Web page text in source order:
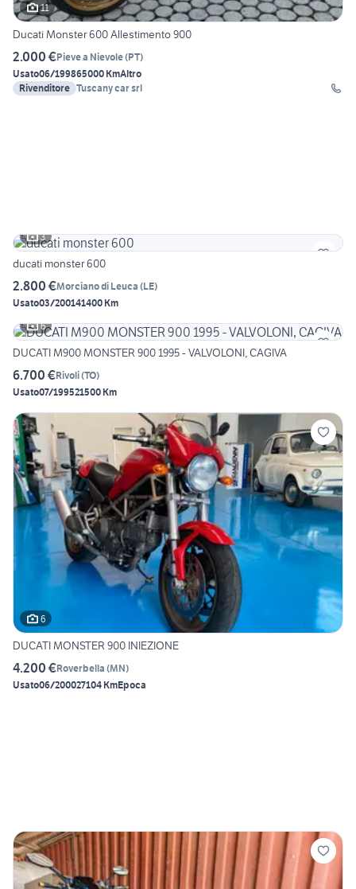
11
Ducati Monster 600 Allestimento 900
2.000 €Pieve a Nievole(PT)
Usato06/199865000 KmAltro
Rivenditore Tuscany car srl
3
ducati monster 600
2.800 €Morciano di Leuca (LE)
Usato03/200141400 Km
6
DUCATI M900 MONSTER 900 1995 - VALVOLONI, CAGIVA
6.700 €Rivoli(TO)
Usato07/199521500 Km
6
DUCATI MONSTER 900 INIEZIONE
4.200 €Roverbella (MN)
Usato06/200027104 KmEpoca